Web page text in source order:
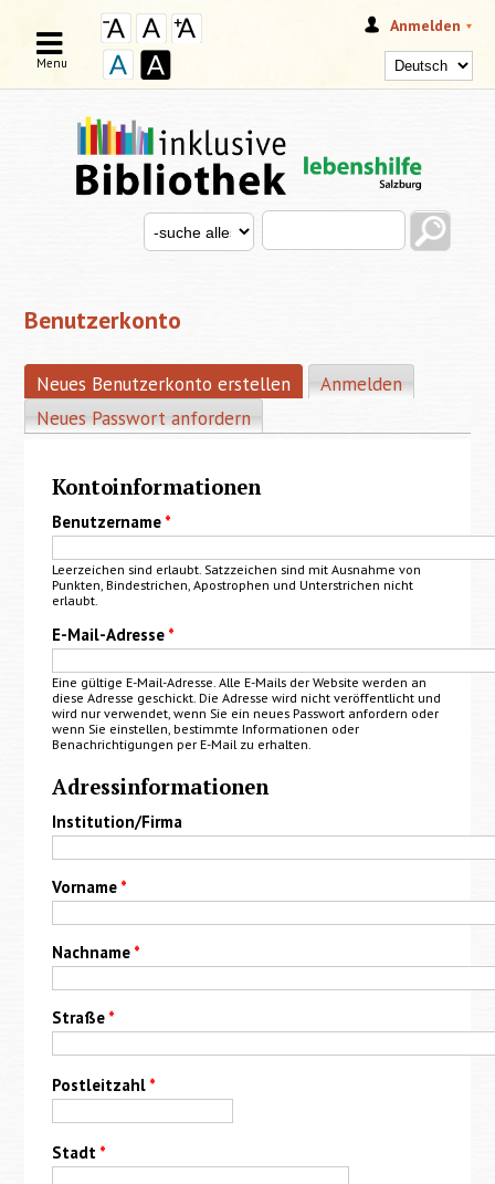
Anmelden
SUCHFORMULAR
Search this site
Search for
Menu
Benutzerkonto
HAUPT-REITER
Neues Benutzerkonto erstellen (aktiver Reiter)
Anmelden
Neues Passwort anfordern
Kontoinformationen
Benutzername *
Leerzeichen sind erlaubt. Satzzeichen sind mit Ausnahme von
Punkten, Bindestrichen, Apostrophen und Unterstrichen nicht
erlaubt.
E-Mail-Adresse *
Eine gültige E-Mail-Adresse. Alle E-Mails der Website werden an
diese Adresse geschickt. Die Adresse wird nicht veröffentlicht und
wird nur verwendet, wenn Sie ein neues Passwort anfordern oder
wenn Sie einstellen, bestimmte Informationen oder
Benachrichtigungen per E-Mail zu erhalten.
Adressinformationen
Institution/Firma
Vorname *
Nachname *
Straße *
Postleitzahl *
Stadt *